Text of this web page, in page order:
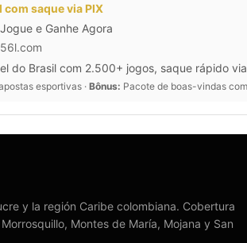
saque via PIX
e Ganhe Agora
do Brasil com 2.500+ jogos, saque rápido
esportivas · Bônus: Pacote de boas-vindas
y la región Caribe colombiana. Cobertura
Montes de María, Mojana y San